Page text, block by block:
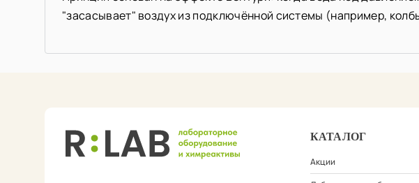
"засасывает" воздух из подключённой системы (например,
КАТАЛОГ
Акции